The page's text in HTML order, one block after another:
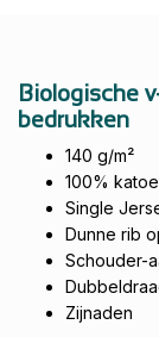
Biologische
bedrukken
140 g/m²
100%
Single
Dunne rib
Schouder-
Zijnaden